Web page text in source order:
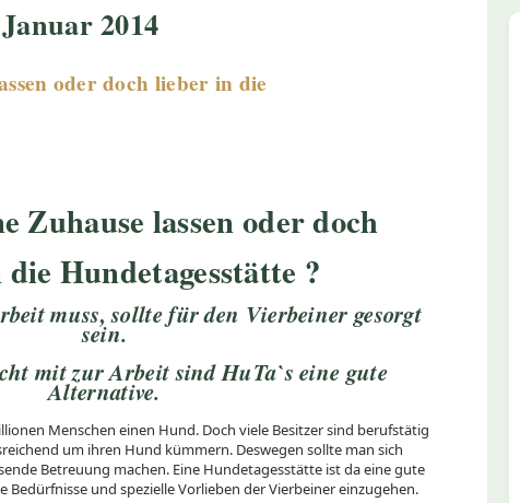
2014
oder doch lieber in die
Zuhause lassen oder doch
Hundetagesstätte ?
muss, sollte für den Vierbeiner gesorgt
sein.
mit zur Arbeit sind HuTa`s eine gute
Alternative.
Menschen einen Hund. Doch viele Besitzer sind berufstätig
um ihren Hund kümmern. Deswegen sollte man sich
Betreuung machen. Eine Hundetagesstätte ist da eine gute
Bedürfnisse und spezielle Vorlieben der Vierbeiner einzugehen.